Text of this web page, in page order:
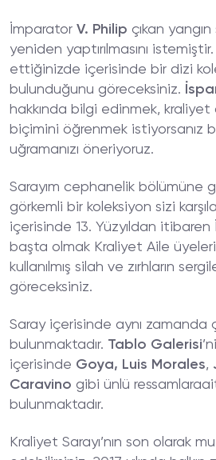
İmparator V. Philip çıkan yangın
yeniden yaptırılmasını
ettiğinizde içerisinde bir dizi
bulunduğunu göreceksiniz.
hakkında bilgi edinmek, kraliyet
biçimini öğrenmek istiyorsanız
uğramanızı öneriyoruz.
Sarayım cephanelik bölümüne
görkemli bir koleksiyon sizi
içerisinde 13. Yüzyıldan itibaren
başta olmak Kraliyet Aile
kullanılmış silah ve zırhların
göreceksiniz.
Saray içerisinde aynı zamanda
bulunmaktadır. Tablo Galerisi
içerisinde Goya, Luis Morales,
Caravino gibi ünlü
bulunmaktadır.
Kraliyet Sarayı’nın son olarak